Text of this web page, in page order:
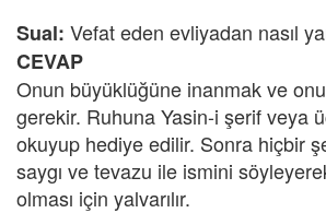
Sual: Vefat eden evliyadan nasıl
CEVAP
Onun büyüklüğüne inanmak ve
gerekir. Ruhuna Yasin-i şerif veya
okuyup hediye edilir. Sonra hiçbir
saygı ve tevazu ile ismini
olması için yalvarılır.